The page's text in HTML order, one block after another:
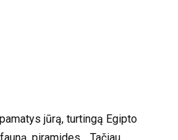
jūrą, turtingą Egipto